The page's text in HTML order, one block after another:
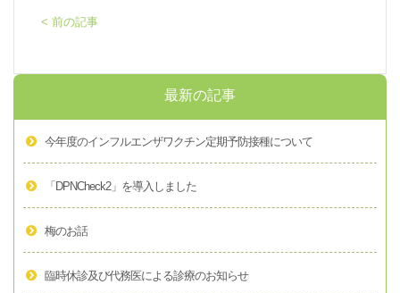
< 前の記事
最新の記事
今年度のインフルエンザワクチン定期予防接種について
「DPNCheck2」を導入しました
梅のお話
臨時休診及び代務医による診療のお知らせ